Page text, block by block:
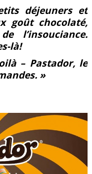
Twittez Partagez
sur it
déjeuners et
goût chocolaté,
l’insouciance.
là!
– Pastador, le
»